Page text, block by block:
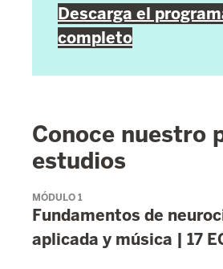
Descarga el
completo
Conoce nuestro
estudios
MÓDULO 1
Fundamentos de
aplicada y música | 17